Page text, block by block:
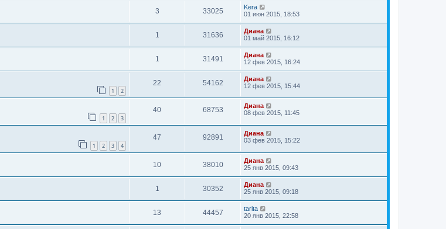
3 33025
Kera
01 июн 2015, 18:53
1 31636
Диана
01 май 2015, 16:12
1 31491
Диана
12 фев 2015, 16:24
1 2
22 54162
Диана
12 фев 2015, 15:44
1 2 3
40 68753
Диана
08 фев 2015, 11:45
1 2 3 4
47 92891
Диана
03 фев 2015, 15:22
10 38010
Диана
25 янв 2015, 09:43
1 30352
Диана
25 янв 2015, 09:18
13 44457
tarita
20 янв 2015, 22:58